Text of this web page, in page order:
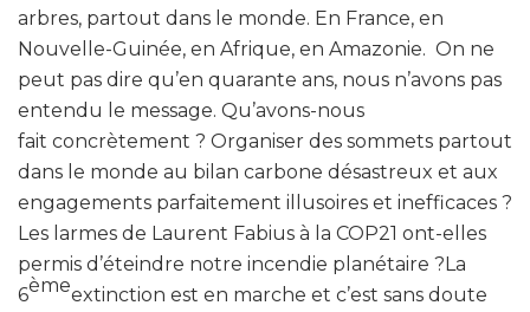
arbres, partout dans le monde. En France, en
Nouvelle-Guinée, en Afrique, en Amazonie. On ne
peut pas dire qu’en quarante ans, nous n’avons pas
entendu le message. Qu’avons-nous
fait concrètement ? Organiser des sommets partout
dans le monde au bilan carbone désastreux et aux
engagements parfaitement illusoires et inefficaces ?
Les larmes de Laurent Fabius à la COP21 ont-elles
permis d’éteindre notre incendie planétaire ?La
6èmeextinction est en marche et c’est sans doute